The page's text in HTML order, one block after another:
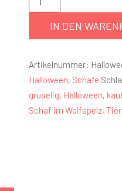
IN DEN
Artikelnummer:
Halloween, Schafe
gruselig, Halloween,
Schaf im Wolfspelz,